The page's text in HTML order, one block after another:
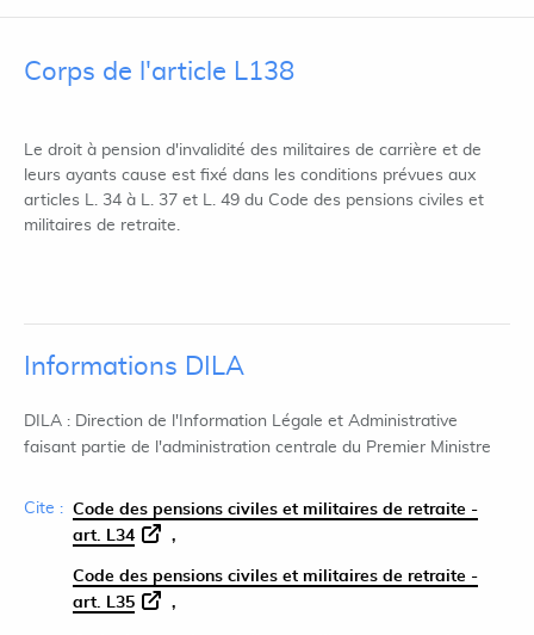
Corps de l'article L138
Le droit à pension d'invalidité des militaires de carrière et de
leurs ayants cause est fixé dans les conditions prévues aux
articles L. 34 à L. 37 et L. 49 du Code des pensions civiles et
militaires de retraite.
Informations DILA
DILA : Direction de l'Information Légale et Administrative
faisant partie de l'administration centrale du Premier Ministre
Cite : Code des pensions civiles et militaires de retraite -
art. L34
Code des pensions civiles et militaires de retraite -
art. L35